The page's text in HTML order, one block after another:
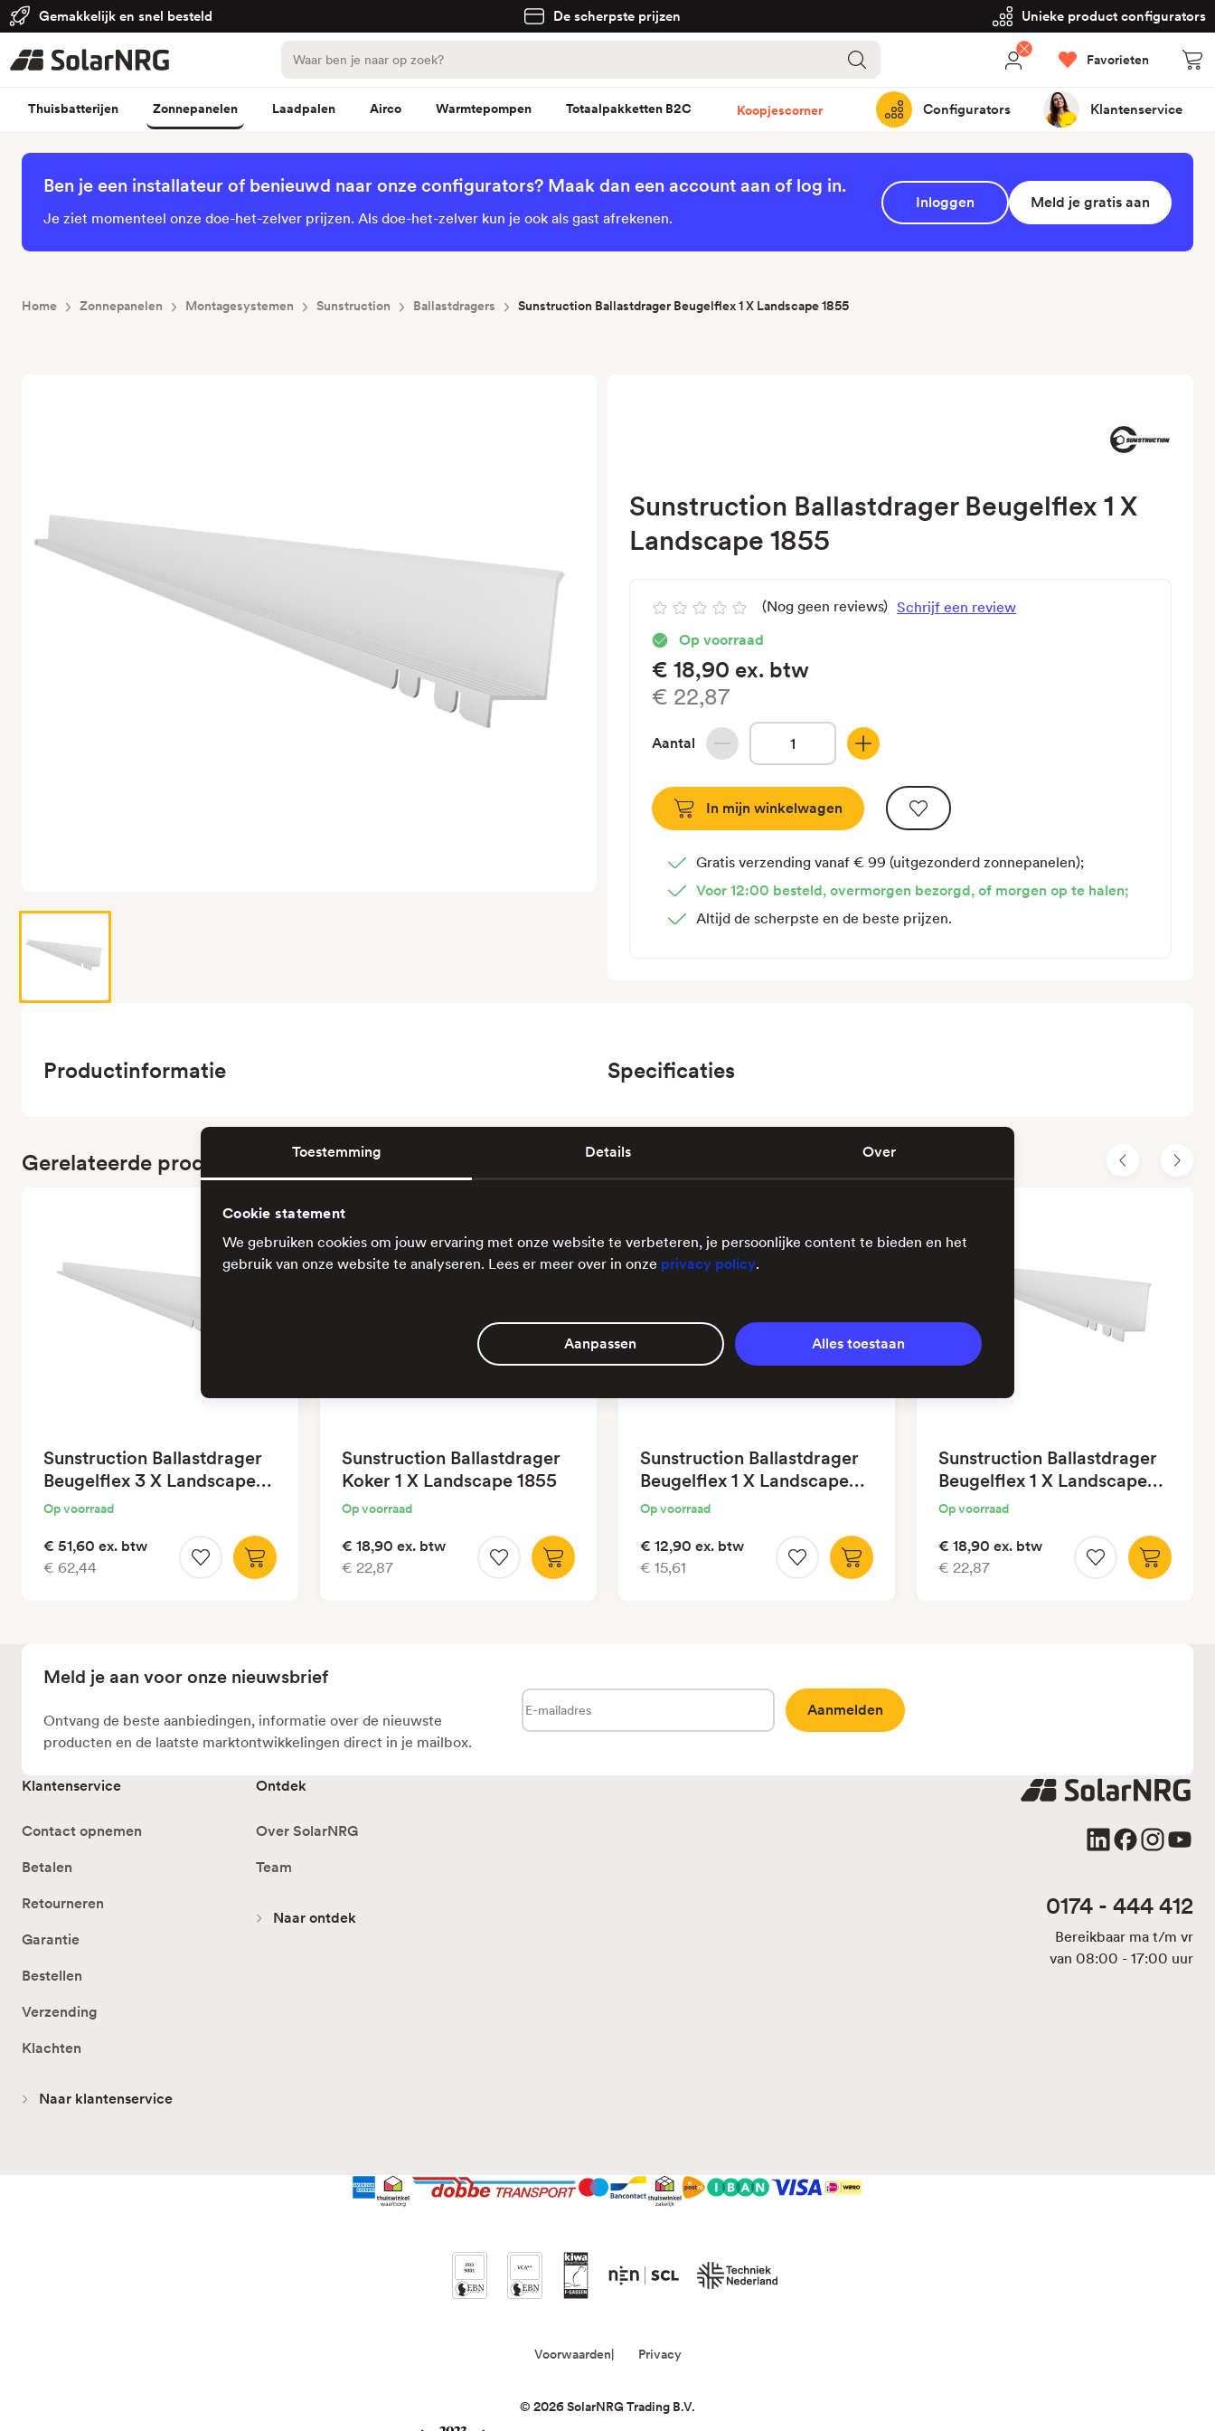
Toestemming Details Over
Cookie statement
We gebruiken cookies om jouw ervaring met onze website te verbeteren, je persoonlijke content te bieden en het
gebruik van onze website te analyseren. Lees er meer over in onze privacy policy.
Aanpassen Alles toestaan
Gemakkelijk en snel besteld De scherpste prijzen Unieke product configurators
Favorieten
Thuisbatterijen Zonnepanelen Laadpalen Airco Warmtepompen Totaalpakketten B2C Koopjescorner Configurators Klantenservice
Ben je een installateur of benieuwd naar onze configurators? Maak dan een account aan of log in.
Je ziet momenteel onze doe-het-zelver prijzen. Als doe-het-zelver kun je ook als gast afrekenen.
Inloggen Meld je gratis aan
Home Zonnepanelen Montagesystemen Sunstruction Ballastdragers Sunstruction Ballastdrager Beugelflex 1 X Landscape 1855
Sunstruction Ballastdrager Beugelflex 1 X
Landscape 1855
(Nog geen reviews) Schrijf een review
Op voorraad
€18,90 ex. btw
€22,87
Aantal
Hoeveelheid
Sunstruction
Beugelflex
Landscape
Hoeveelheid
van
Sunstruction
Beugelflex
Landscape
Gratis verzending vanaf € 99 (uitgezonderd zonnepanelen);
Voor 12:00 besteld, overmorgen bezorgd, of morgen op te halen;
Altijd de scherpste en de beste prijzen.
Productinformatie Specificaties
Gerelateerde producten
Sunstruction Ballastdrager
Beugelflex 3 X Landscape
1855
Op voorraad
€ 51,60 ex. btw
€ 62,44
Sunstruction Ballastdrager
Koker 1 X Landscape 1855
Op voorraad
€ 18,90 ex. btw
€ 22,87
Sunstruction Ballastdrager
Beugelflex 1 X Landscape
1689
Op voorraad
€ 12,90 ex. btw
€ 15,61
Sunstruction Ballastdrager
Beugelflex 1 X Landscape
1740
Op voorraad
€ 18,90 ex. btw
€ 22,87
Meld je aan voor onze nieuwsbrief
Ontvang de beste aanbiedingen, informatie over de nieuwste
producten en de laatste marktontwikkelingen direct in je mailbox.
E-
Klantenservice
Contact opnemen
Betalen
Retourneren
Garantie
Bestellen
Verzending
Klachten
Naar klantenservice
Ontdek
Over SolarNRG
Team
Naar ontdek 0174 - 444 412
Bereikbaar ma t/m vr
van 08:00 - 17:00 uur
Voorwaarden Privacy
© 2026SolarNRG Trading B.V.